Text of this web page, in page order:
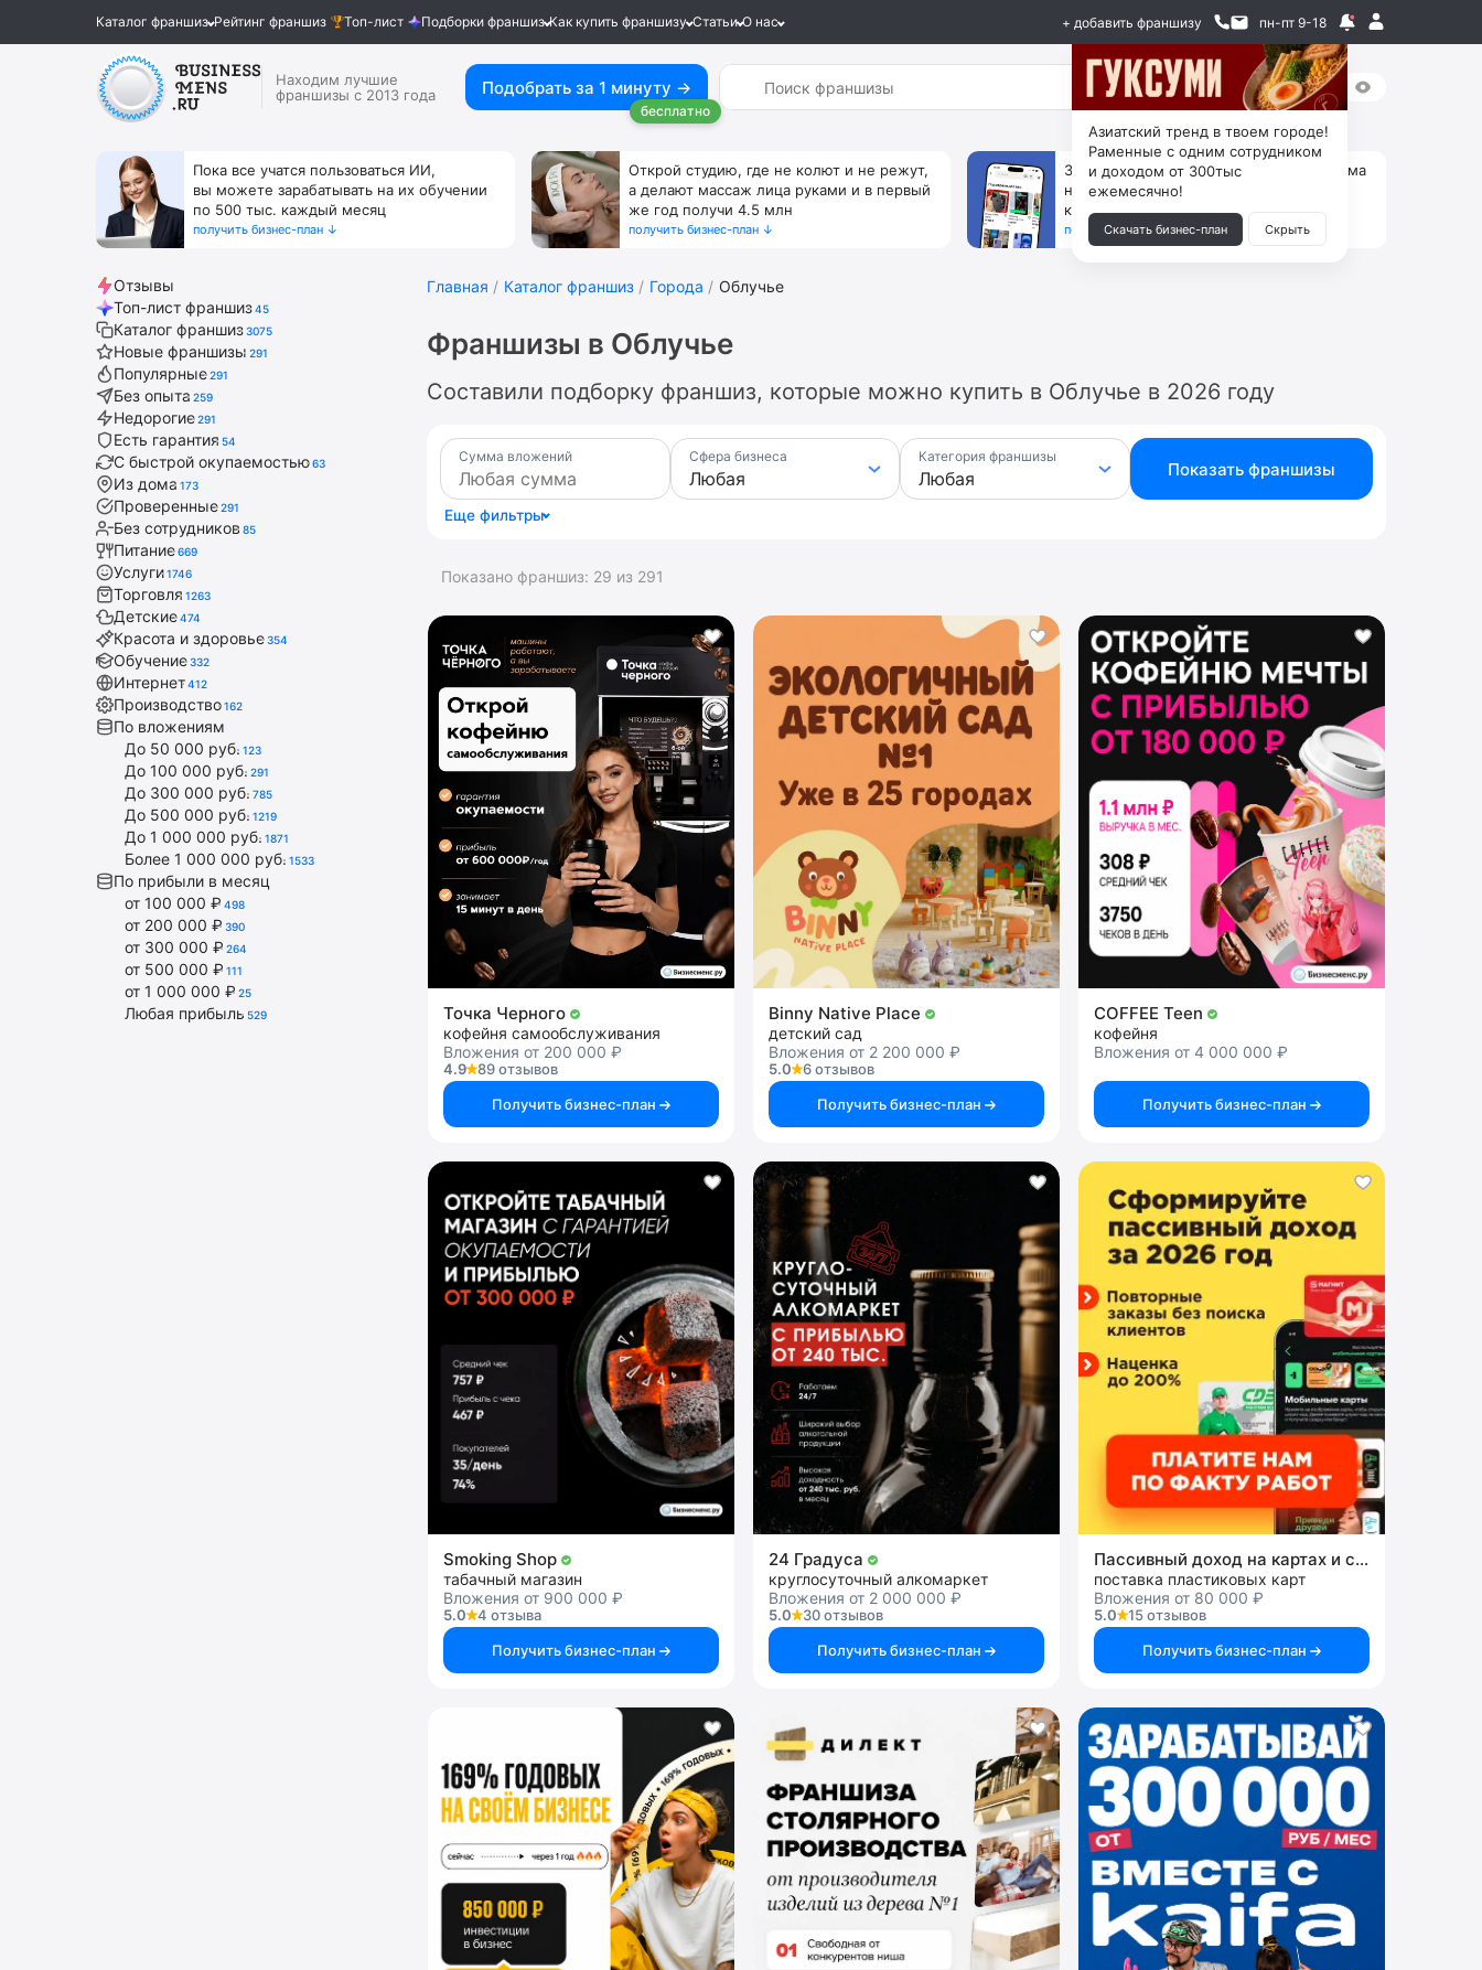
Каталог франшиз Рейтинг франшиз Топ-лист Подборки франшиз Как купить франшизу Статьи О нас + добавить франшизу пн-пт 9-18
Находим лучшие
франшизы с 2013 года
Подобрать за 1 минуту →
бесплатно
Пока все учатся пользоваться ИИ,
вы можете зарабатывать на их обучении
по 500 тыс. каждый месяц
получить бизнес-план ↓
Открой студию, где не колют и не режут,
а делают массаж лица руками и в первый
же год получи 4.5 млн
получить бизнес-план ↓
За 90 тыс. открой магазин на Авито, дома
ни коробок, ни товара, ни склада, зато
каждый месяц +125 тыс. чистыми
получить бизнес-план ↓
Отзывы
Топ-лист франшиз45
Каталог франшиз3075
Новые франшизы 291
Популярные291
Без опыта 259
Недорогие291
Есть гарантия 54
С быстрой окупаемостью63
Из дома 173
Проверенные291
Без сотрудников 85
Питание669
Услуги1746
Торговля 1263
Детские474
Красота и здоровье354
Обучение332
Интернет412
Производство162
По вложениям
До 50 000 руб. 123
До 100 000 руб. 291
До 300 000 руб. 785
До 500 000 руб. 1219
До 1 000 000 руб. 1871
Более 1 000 000 руб. 1533
По прибыли в месяц
от 100 000 ₽ 498
от 200 000 ₽ 390
от 300 000 ₽ 264
от 500 000 ₽ 111
от 1 000 000 ₽ 25
Любая прибыль 529
Главная Каталог франшиз Города Облучье
Франшизы в Облучье
Составили подборку франшиз, которые можно купить в Облучье в 2026 году
Сумма вложений Сфера бизнеса Категория франшизы
Показать франшизы
Еще фильтры
Показано франшиз: 29 из 291
Точка Черного
кофейня самообслуживания
Вложения от 200 000 ₽
4.9
89 отзывов
Получить бизнес-план
Binny Native Place
детский сад
Вложения от 2 200 000 ₽
5.0
6 отзывов
Получить бизнес-план
COFFEE Teen
кофейня
Вложения от 4 000 000 ₽
Получить бизнес-план
Smoking Shop
табачный магазин
Вложения от 900 000 ₽
5.0
4 отзыва
Получить бизнес-план
24 Градуса
круглосуточный алкомаркет
Вложения от 2 000 000 ₽
5.0
30 отзывов
Получить бизнес-план
Пассивный доход на картах и системах
поставка пластиковых карт
Вложения от 80 000 ₽
5.0
15 отзывов
Получить бизнес-план
Азиатский тренд в твоем городе!
Раменные с одним сотрудником
и доходом от 300тыс
ежемесячно!
Скачать бизнес-план Скрыть